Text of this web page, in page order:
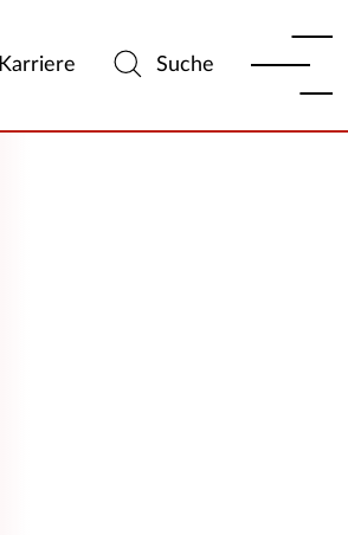
Karriere Suche